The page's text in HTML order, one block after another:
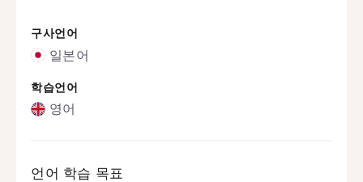
구사언어
일본어
학습언어
영어
언어 학습 목표